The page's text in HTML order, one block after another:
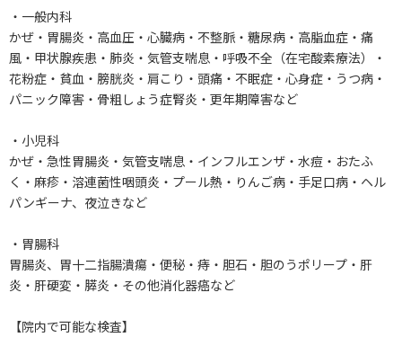
・一般内科
かぜ・胃腸炎・高血圧・心臓病・不整脈・糖尿病・高脂血症・痛
風・甲状腺疾患・肺炎・気管支喘息・呼吸不全（在宅酸素療法）・
花粉症・貧血・膀胱炎・肩こり・頭痛・不眠症・心身症・うつ病・
パニック障害・骨粗しょう症腎炎・更年期障害など
・小児科
かぜ・急性胃腸炎・気管支喘息・インフルエンザ・水痘・おたふ
く・麻疹・溶連菌性咽頭炎・プール熱・りんご病・手足口病・ヘル
パンギーナ、夜泣きなど
・胃腸科
胃腸炎、胃十二指腸潰瘍・便秘・痔・胆石・胆のうポリープ・肝
炎・肝硬変・膵炎・その他消化器癌など
【院内で可能な検査】